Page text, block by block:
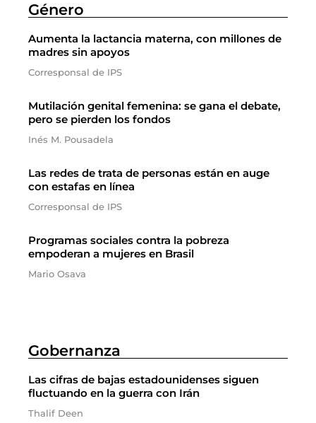
Género
Aumenta la lactancia materna, con millones de
madres sin apoyos
Corresponsal de IPS
Mutilación genital femenina: se gana el debate,
pero se pierden los fondos
Inés M. Pousadela
Las redes de trata de personas están en auge
con estafas en línea
Corresponsal de IPS
Programas sociales contra la pobreza
empoderan a mujeres en Brasil
Mario Osava
Gobernanza
Las cifras de bajas estadounidenses siguen
fluctuando en la guerra con Irán
Thalif Deen